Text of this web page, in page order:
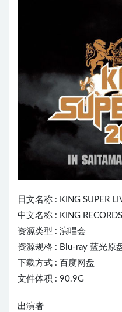
日文名称 : KING SUPER L
中文名称 : KING
资源类型 : 演唱会
资源规格 : Blu-ray 蓝光原
下载方式 : 百度网盘
文件体积 : 90.9G
出演者